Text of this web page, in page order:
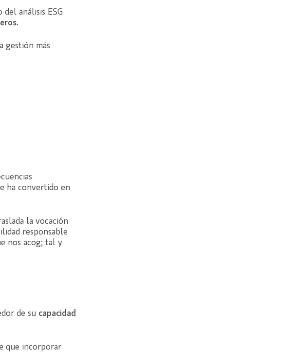
análisis ESG
gestión más
ha convertido en
la vocación
responsable
nos acog; tal y
de su capacidad
que incorporar